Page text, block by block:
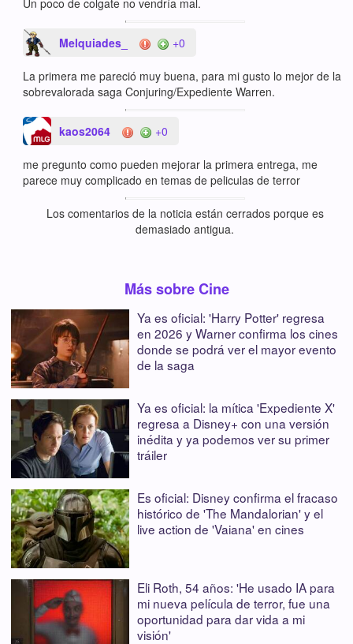
Un poco de colgate no vendría mal.
Melquiades_ +0
La primera me pareció muy buena, para mi gusto lo mejor de la
sobrevalorada saga Conjuring/Expediente Warren.
kaos2064 +0
me pregunto como pueden mejorar la primera entrega, me
parece muy complicado en temas de peliculas de terror
Los comentarios de la noticia están cerrados porque es
demasiado antigua.
Más sobre Cine
Ya es oficial: 'Harry Potter' regresa
en 2026 y Warner confirma los cines
donde se podrá ver el mayor evento
de la saga
Ya es oficial: la mítica 'Expediente X'
regresa a Disney+ con una versión
inédita y ya podemos ver su primer
tráiler
Es oficial: Disney confirma el fracaso
histórico de 'The Mandalorian' y el
live action de 'Vaiana' en cines
Eli Roth, 54 años: 'He usado IA para
mi nueva película de terror, fue una
oportunidad para dar vida a mi
visión'